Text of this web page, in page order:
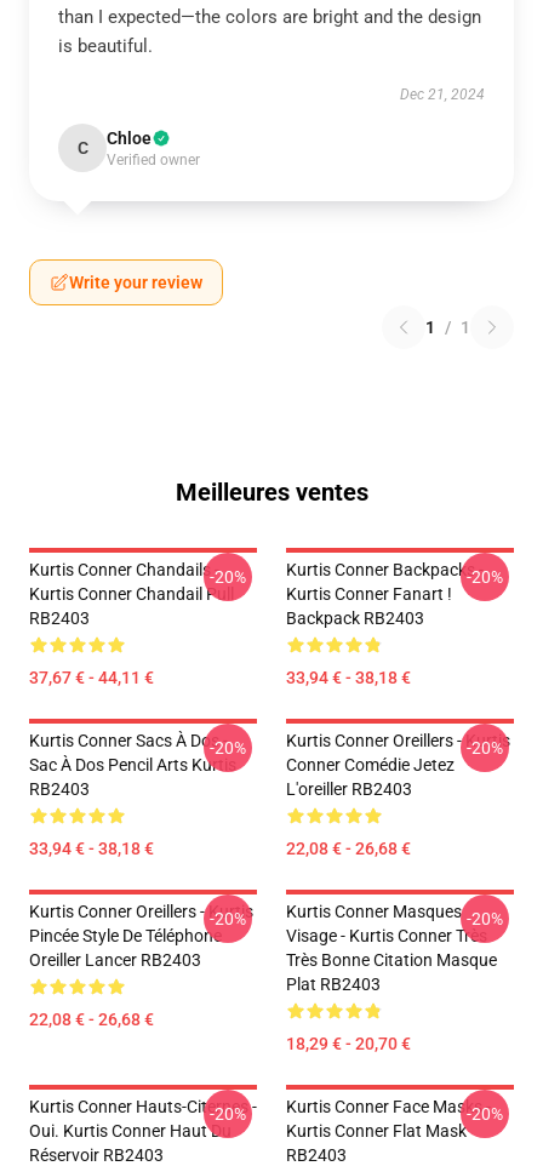
than I expected—the colors are bright and the design
is beautiful.
Dec 21, 2024
C Chloe
Verified owner
Write your review
1 / 1
Meilleures ventes
Kurtis Conner Chandails -
Kurtis Conner Chandail Pull
RB2403
37,67 € - 44,11 €
-20%
Kurtis Conner Backpacks -
Kurtis Conner Fanart !
Backpack RB2403
33,94 € - 38,18 €
-20%
Kurtis Conner Sacs À Dos -
Sac À Dos Pencil Arts Kurtis
RB2403
33,94 € - 38,18 €
-20%
Kurtis Conner Oreillers - Kurtis
Conner Comédie Jetez
L'oreiller RB2403
22,08 € - 26,68 €
-20%
Kurtis Conner Oreillers - Kurtis
Pincée Style De Téléphone
Oreiller Lancer RB2403
22,08 € - 26,68 €
-20%
Kurtis Conner Masques
Visage - Kurtis Conner Très
Très Bonne Citation Masque
Plat RB2403
18,29 € - 20,70 €
-20%
Kurtis Conner Hauts-Citernes -
Oui. Kurtis Conner Haut Du
Réservoir RB2403
-20%
Kurtis Conner Face Masks -
Kurtis Conner Flat Mask
RB2403
-20%